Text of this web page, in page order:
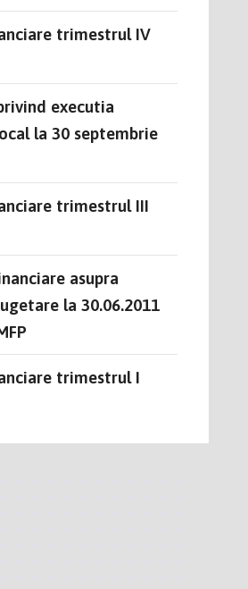
trimestrul IV
executia
la 30 septembrie
trimestrul III
asupra
la 30.06.2011
trimestrul I